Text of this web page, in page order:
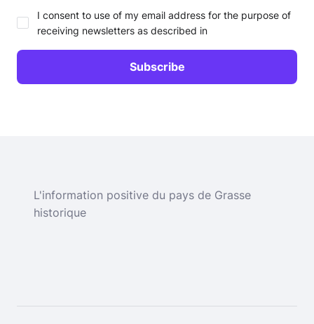
I consent to use of my email address for the purpose of
receiving newsletters as described in
L'information positive du pays de Grasse
historique